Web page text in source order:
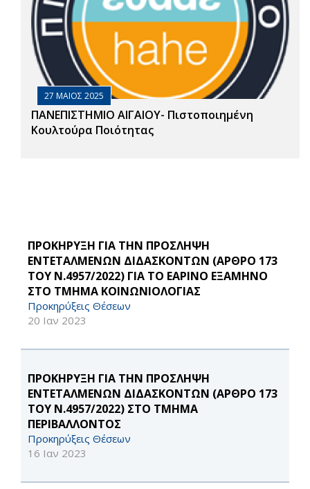
27 ΜΑΙΟΣ 2025
ΠΑΝΕΠΙΣΤΗΜΙΟ ΑΙΓΑΙΟΥ- Πιστοποιημένη
Κουλτούρα Ποιότητας
ΠΡΟΚΗΡΥΞΗ ΓΙΑ ΤΗΝ ΠΡΟΣΛΗΨΗ
ΕΝΤΕΤΑΛΜΕΝΩΝ ΔΙΔΑΣΚΟΝΤΩΝ (ΑΡΘΡΟ 173
ΤΟΥ Ν.4957/2022) ΓΙΑ ΤΟ ΕΑΡΙΝΟ ΕΞΑΜΗΝΟ
ΣΤΟ ΤΜΗΜΑ ΚΟΙΝΩΝΙΟΛΟΓΙΑΣ
Προκηρύξεις Θέσεων
20 Ιαν 2023
ΠΡΟΚΗΡΥΞΗ ΓΙΑ ΤΗΝ ΠΡΟΣΛΗΨΗ
ΕΝΤΕΤΑΛΜΕΝΩΝ ΔΙΔΑΣΚΟΝΤΩΝ (ΑΡΘΡΟ 173
ΤΟΥ Ν.4957/2022) ΣΤΟ ΤΜΗΜΑ
ΠΕΡΙΒΑΛΛΟΝΤΟΣ
Προκηρύξεις Θέσεων
16 Ιαν 2023